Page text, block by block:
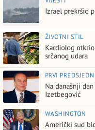
Izrael prekršio
ŽIVOTNI STIL
Kardiolog
srčanog udara
PRVI
Na današnji
Izetbegović
WASHINGTON
Američki sud